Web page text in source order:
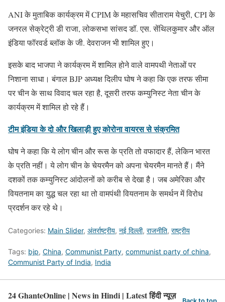
ANI के मुताबिक कार्यक्रम में CPIM के महासचिव सीताराम येचुरी, CPI के
जनरल सेक्रेट्री डी राजा, लोकसभा सांसद डॉ. एस. सेंथिलकुमार और ऑल
इंडिया फॉरवर्ड ब्लॉक के जी. देवराजन भी शामिल हुए।
इसके बाद भाजपा ने कार्यक्रम में शामिल होने वाले वामपथी नेताओं पर
निशाना साधा। बंगाल BJP अध्यक्ष दिलीप घोष ने कहा कि एक तरफ सीमा
पर चीन के साथ विवाद चल रहा है, दूसरी तरफ कम्युनिस्ट नेता चीन के
कार्यक्रम में शामिल हो रहे हैं।
टीम इंडिया के दो और खिलाड़ी हुए कोरोना वायरस से संक्रमित
घोष ने कहा कि ये लोग चीन और रूस के प्रति तो वफादार हैं, लेकिन भारत
के प्रति नहीं। ये लोग चीन के चेयरमैन को अपना चेयरमैन मानते हैं। मैंने
दशकों तक कम्युनिस्ट आंदोलनों को करीब से देखा है। जब अमेरिका और
वियतनाम का युद्ध चल रहा था तो वामपंथी वियतनाम के समर्थन में विरोध
प्रदर्शन कर रहे थे।
Categories: Main Slider, अंतर्राष्ट्रीय, नई दिल्ली, राजनीति, राष्ट्रीय
Tags: bjp, China, Communist Party, communist party of china,
Communist Party of India, India
24 GhanteOnline | News in Hindi | Latest हिंदी न्यूज़